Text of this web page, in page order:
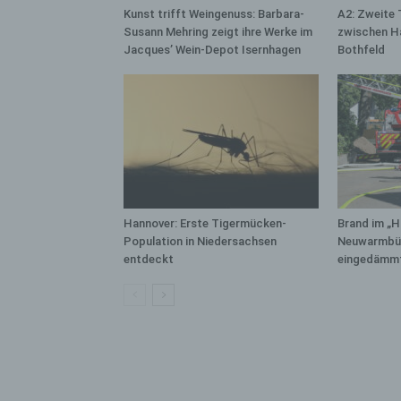
Kunst trifft Weingenuss: Barbara-
Susann Mehring zeigt ihre Werke im
Jacques’ Wein-Depot Isernhagen
A2: Zweite
zwischen
Bothfeld
Hannover: Erste Tigermücken-
Population in Niedersachsen
entdeckt
Brand im
f)